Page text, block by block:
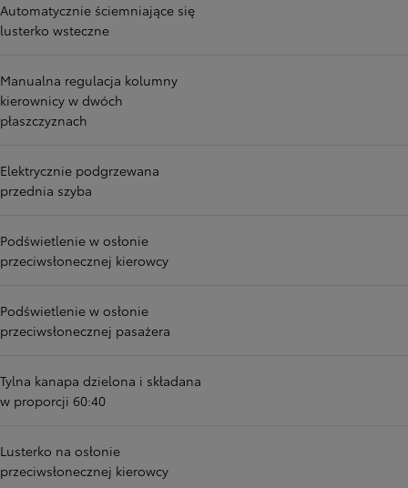
Automatycznie ściemniające się
lusterko wsteczne
Manualna regulacja kolumny
kierownicy w dwóch
płaszczyznach
Elektrycznie podgrzewana
przednia szyba
Podświetlenie w osłonie
przeciwsłonecznej kierowcy
Podświetlenie w osłonie
przeciwsłonecznej pasażera
Tylna kanapa dzielona i składana
w proporcji 60:40
Lusterko na osłonie
przeciwsłonecznej kierowcy